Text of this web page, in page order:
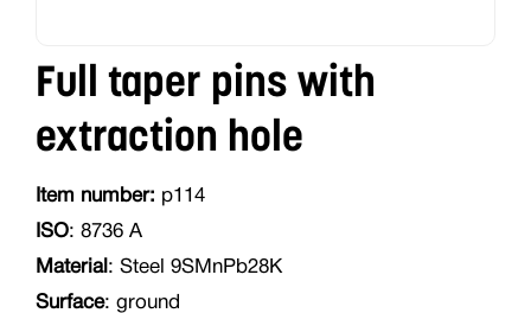
Full taper pins with
extraction hole
Item number: p114
ISO: 8736 A
Material : Steel 9SMnPb28K
Surface: ground